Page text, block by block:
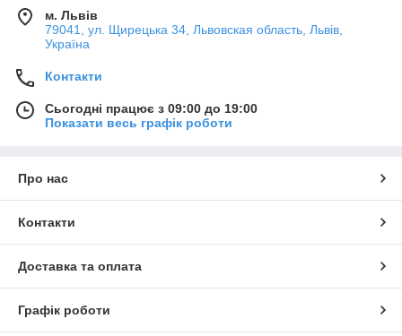
м. Львів
79041, ул. Щирецька 34, Львовская область, Львів,
Україна
Контакти
Сьогодні працює з 09:00 до 19:00
Показати весь графік роботи
Про нас
Контакти
Доставка та оплата
Графік роботи